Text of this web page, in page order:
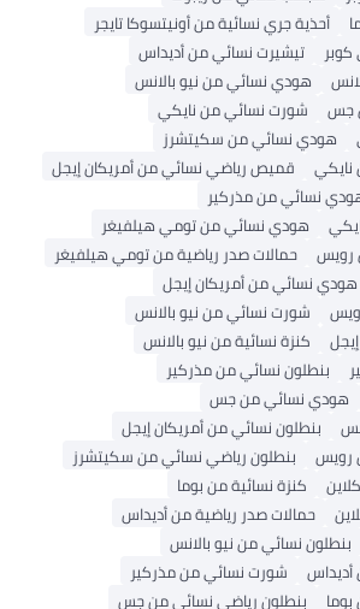
أحذية جري نسائية من أونيتسوكا تايجر
تيشيرت نسائي من أديداس
هودي نسائي من نيو بالانس
جس
شورت نسائي من نايكي
هودي نسائي من سكيتشرز
نايكي
قميص رياضي نسائي من أمريكان إيجل
نسائي من مذركير
هودي نسائي من تومي هيلفيغر
رويس
حمالات صدر رياضية من تومي هيلفيغر
هودي نسائي من أمريكان إيجل
شورت نسائي من نيو بالانس
كنزة نسائية من نيو بالانس
بنطلون نسائي من مذركير
هودي نسائي من جس
بنطلون نسائي من أمريكان إيجل
رويس
بنطلون رياضي نسائي من سكيتشرز
كنزة نسائية من بوما
حمالات صدر رياضية من أديداس
بنطلون نسائي من نيو بالانس
شورت نسائي من مذركير
بنطلون رياضي نسائي من جس